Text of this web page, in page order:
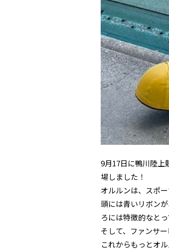
9月17日に鴨川陸上
場しました！
オルルンは、スポ
頭には青いリボン
ろには特徴的なと
そして、ファンサ
これからもっとオ